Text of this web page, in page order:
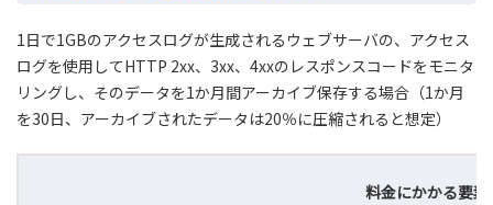
1日で1GBのアクセスログが生成されるウェブサーバの、アクセス
ログを使用してHTTP 2xx、3xx、4xxのレスポンスコードをモニタ
リングし、そのデータを1か月間アーカイブ保存する場合（1か月
を30日、アーカイブされたデータは20％に圧縮されると想定）
料金にかかる要素